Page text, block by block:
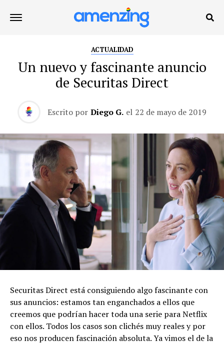
ACTUALIDAD
Un nuevo y fascinante anuncio
de Securitas Direct
Escrito por Diego G. el 22 de mayo de 2019
Securitas Direct está consiguiendo algo fascinante con
sus anuncios: estamos tan enganchados a ellos que
creemos que podrían hacer toda una serie para Netflix
con ellos. Todos los casos son clichés muy reales y por
eso nos producen fascinación absoluta. Ya vimos el de la